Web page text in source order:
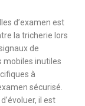
d’examen est
la tricherie lors
de
mobiles inutiles
à
sécurisé.
il est